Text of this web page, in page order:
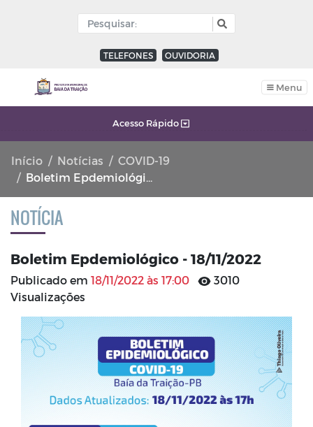
TELEFONES OUVIDORIA
Menu
Acesso Rápido
Início Notícias
COVID-19
Boletim Epdemiológico - 18/11/2022
NOTÍCIA
Boletim Epdemiológico - 18/11/2022
Publicado em 18/11/2022 às 17:00
3010
Visualizações